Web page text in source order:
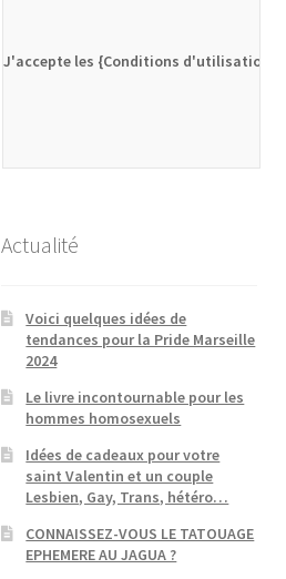
J'accepte les {Conditions d'utilisation}
Actualité
Voici quelques idées de
tendances pour la Pride Marseille
2024
Le livre incontournable pour les
hommes homosexuels
Idées de cadeaux pour votre
saint Valentin et un couple
Lesbien, Gay, Trans, hétéro…
CONNAISSEZ-VOUS LE TATOUAGE
EPHEMERE AU JAGUA ?